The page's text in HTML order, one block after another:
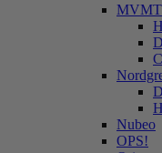
MVMT
Nubeo
OPS!